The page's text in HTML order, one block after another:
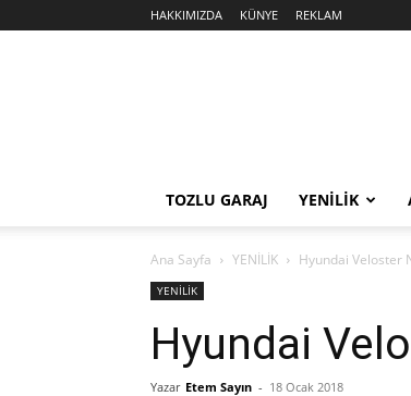
HAKKIMIZDA KÜNYE REKLAM
TOZLU GARAJ YENİLİK
Ana Sayfa YENİLİK Hyundai Veloster
YENİLİK
Hyundai
Yazar Etem Sayın - 18 Ocak 2018